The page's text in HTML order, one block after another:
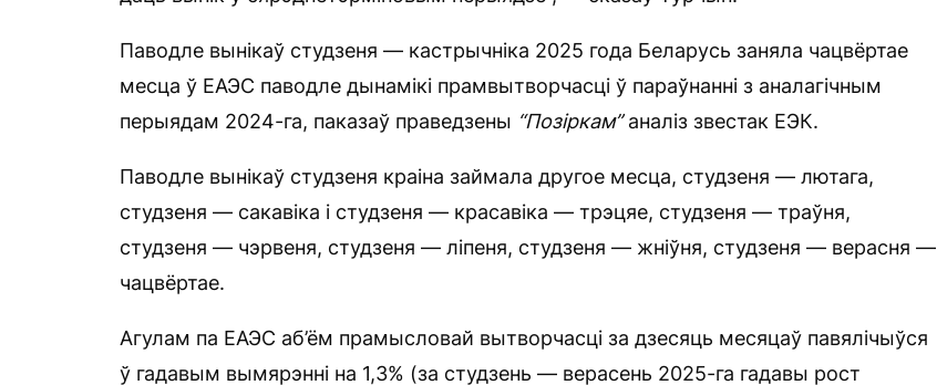
Паводле вынікаў студзеня — кастрычніка 2025 года Беларусь заняла чацвёртае
месца ў ЕАЭС паводле дынамікі прамвытворчасці ў параўнанні з аналагічным
перыядам 2024-га, паказаў праведзены “Позіркам”аналіз звестак ЕЭК.
Паводле вынікаў студзеня краіна займала другое месца, студзеня — лютага,
студзеня — сакавіка і студзеня — красавіка — трэцяе, студзеня — траўня,
студзеня — чэрвеня, студзеня — ліпеня, студзеня — жніўня, студзеня — верасня —
чацвёртае.
Агулам па ЕАЭС аб’ём прамысловай вытворчасці за дзесяць месяцаў павялічыўся
ў гадавым вымярэнні на 1,3% (за студзень — верасень 2025-га гадавы рост